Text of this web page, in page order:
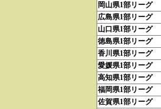
岡山県1部リーグ
広島県1部リーグ
山口県1部リーグ
徳島県1部リーグ
香川県1部リーグ
愛媛県1部リーグ
高知県1部リーグ
福岡県1部リーグ
佐賀県1部リーグ